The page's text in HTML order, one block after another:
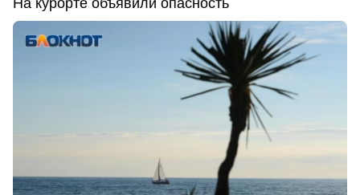
На курорте объявили опасность